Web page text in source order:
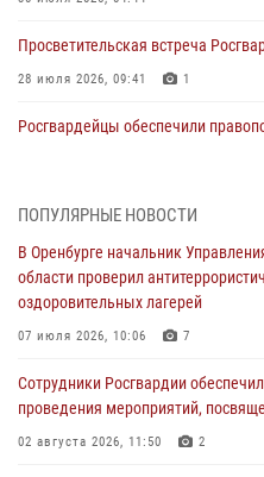
Просветительская встреча
28 июля 2026, 09:41 1
Росгвардейцы обеспечили
жизненной ситуации (ВИДЕО)
26 июля 2026, 14:45
Росгвардейцы Оренбургской
24 июля 2026, 12:25
При силовой поддержке ОМОН
ПОПУЛЯРНЫЕ НОВОСТИ
В Оренбурге начальник
области проверил
оздоровительных лагерей
07 июля 2026, 10:06 7
Сотрудники Росгвардии
проведения мероприятий,
02 августа 2026, 11:50 2